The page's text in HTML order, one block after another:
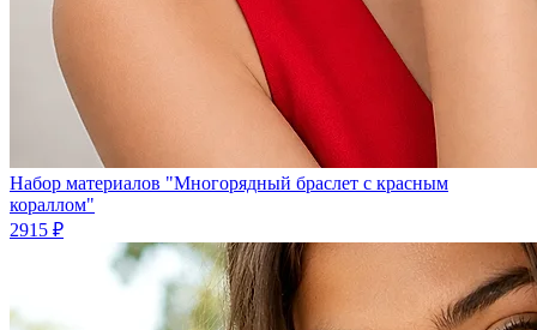
Набор материалов "Многорядный браслет с красным
кораллом"
2915 ₽